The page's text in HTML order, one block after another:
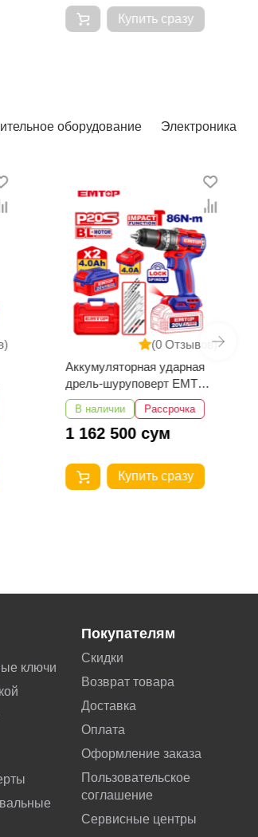
Купить сразу
оборудование Электроника
(0 Отзывов)
Аккумуляторная ударная
дрель-шуруповерт EMTOP
ECIDL208682
В наличии Рассрочка
1 162 500 сум
Купить сразу
ключи
Покупателям
Скидки
Возврат товара
Доставка
Оплата
Оформление заказа
Пользовательское
соглашение
Сервисные центры